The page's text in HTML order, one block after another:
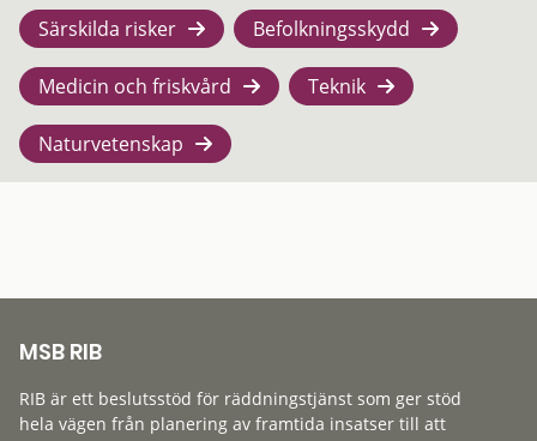
Särskilda risker Befolkningsskydd
Medicin och friskvård Teknik
Naturvetenskap
MSB RIB
RIB är ett beslutsstöd för räddningstjänst som ger stöd
hela vägen från planering av framtida insatser till att